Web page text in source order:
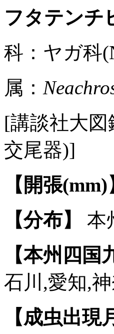
フタテンチ
科：ヤガ科
属：
[講談社大図
交尾器)]
【開張(mm)
【分布】
本
【本州四
石川,愛知,
【成虫出現